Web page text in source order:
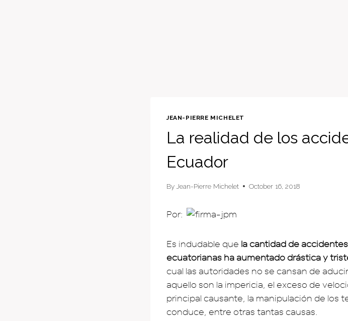
JEAN-PIERRE MICHELET
La realidad de los
Ecuador
By Jean-Pierre Michelet October 16, 2018
Por:
Es indudable que la cantidad de
ecuatorianas ha aumentado drástica y
cual las autoridades no se cansan de
aquello son la impericia, el exceso de
principal causante, la manipulación de los
conduce, entre otras tantas causas.